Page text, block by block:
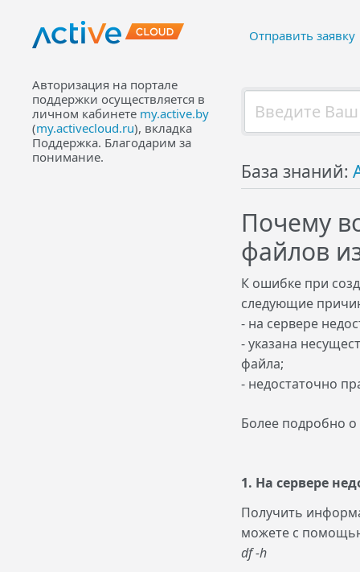
Отправить заявку
Авторизация на портале
поддержки осуществляется в
личном кабинете my.active.by
(my.activecloud.ru), вкладка
Поддержка. Благодарим за
понимание.
База знаний:
Почему
файлов
К ошибке при
следующие
- на сервере
- указана
файла;
- недостаточно
Более подробно
1. На сервере
Получить
можете с
df -h